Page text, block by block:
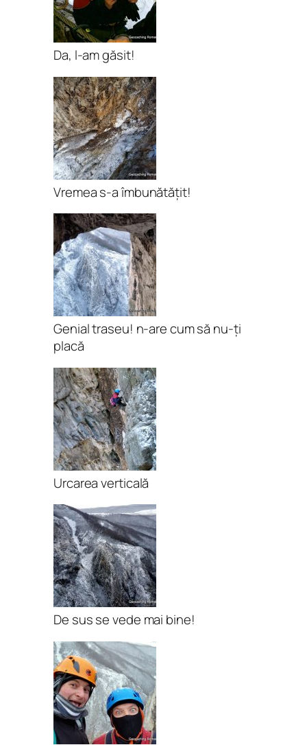
Da, l-am găsit!
Vremea s-a îmbunătățit!
Genial traseu! n-are cum să nu-ți
placă
Urcarea verticală
De sus se vede mai bine!